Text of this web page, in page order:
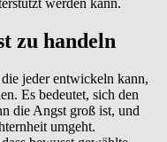
zu handeln
jeder entwickeln kann,
Es bedeutet, sich den
die Angst groß ist, und
umgeht.